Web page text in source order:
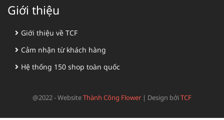
Giới thiệu
Giới thiệu về TCF
Cảm nhận từ khách hàng
Hệ thống 150 shop toàn quốc
@2022 - WebsiteThành Công Flower | Design bởiTCF